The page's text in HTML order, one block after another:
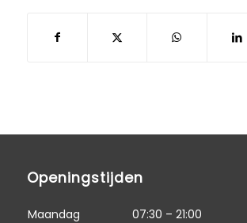
Openingstijden
Maandag 07:30 – 21:00